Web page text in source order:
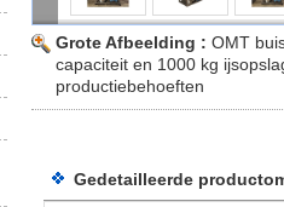
Grote Afbeelding : OMT
capaciteit en 1000 kg
productiebehoeften
Gedetailleerde